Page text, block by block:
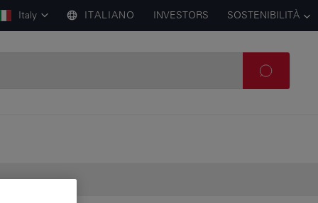
Italy ITALIANO INVESTORS SOSTENIBILITÀ